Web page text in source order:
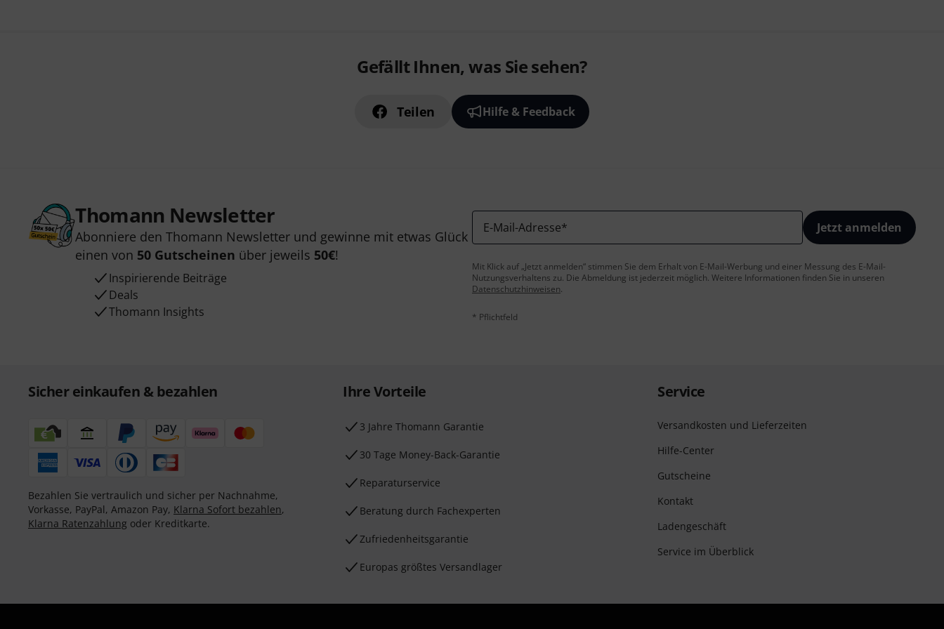
Gefällt Ihnen, was Sie sehen?
Teilen Hilfe & Feedback
Thomann Newsletter
Abonniere den Thomann Newsletter und gewinne mit etwas Glück
einen von 50 Gutscheinen über jeweils 50€!
Inspirierende Beiträge
Deals
Thomann Insights
E-Mail-Adresse* Jetzt anmelden
Mit Klick auf „Jetzt anmelden“ stimmen Sie dem Erhalt von E-Mail-Werbung und einer Messung des E-Mail-
Nutzungsverhaltens zu. Die Abmeldung ist jederzeit möglich. Weitere Informationen finden Sie in unseren
Datenschutzhinweisen.
* Pflichtfeld
Sicher einkaufen & bezahlen
Bezahlen Sie vertraulich und sicher per Nachnahme,
Vorkasse, PayPal, Amazon Pay, Klarna Sofort bezahlen,
Klarna Ratenzahlung oder Kreditkarte.
Ihre Vorteile
3 Jahre Thomann Garantie
30 Tage Money-Back-Garantie
Reparaturservice
Beratung durch Fachexperten
Zufriedenheitsgarantie
Europas größtes Versandlager
Service
Versandkosten und Lieferzeiten
Hilfe-Center
Gutscheine
Kontakt
Ladengeschäft
Service im Überblick